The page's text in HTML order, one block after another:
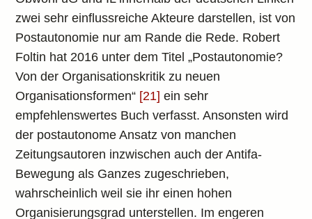
zwei sehr einflussreiche Akteure darstellen, ist von
Postautonomie nur am Rande die Rede. Robert
Foltin hat 2016 unter dem Titel „Postautonomie?
Von der Organisationskritik zu neuen
Organisationsformen“ [21] ein sehr
empfehlenswertes Buch verfasst. Ansonsten wird
der postautonome Ansatz von manchen
Zeitungsautoren inzwischen auch der Antifa-
Bewegung als Ganzes zugeschrieben,
wahrscheinlich weil sie ihr einen hohen
Organisierungsgrad unterstellen. Im engeren